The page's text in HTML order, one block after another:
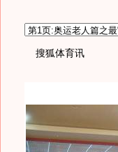
搜狐体育讯